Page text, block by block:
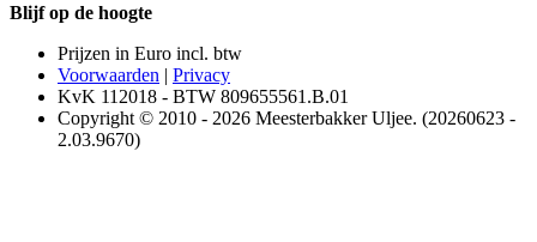
Blijf op de hoogte
Prijzen in Euro incl. btw
Voorwaarden | Privacy
KvK 112018 - BTW 809655561.B.01
Copyright © 2010 - 2026 Meesterbakker Uljee. (20260623 -
2.03.9670)